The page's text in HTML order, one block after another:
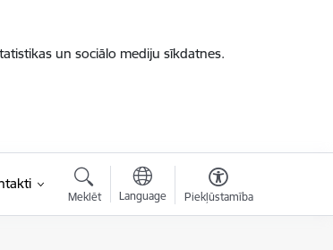
un sociālo mediju sīkdatnes.
Meklēt Language Piekļūstamība